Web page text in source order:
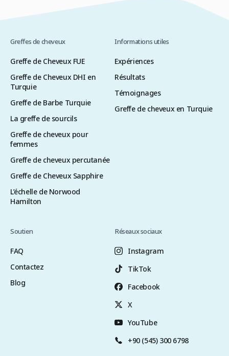
Greffes de cheveux
Greffe de Cheveux FUE
Greffe de Cheveux DHI en
Turquie
Greffe de Barbe Turquie
La greffe de sourcils
Greffe de cheveux pour
femmes
Greffe de cheveux percutanée
Greffe de Cheveux Sapphire
L’échelle de Norwood
Hamilton
Informations utiles
Expériences
Résultats
Témoignages
Greffe de cheveux en Turquie
Soutien
FAQ
Contactez
Blog
Réseaux sociaux
Instagram
TikTok
Facebook
X
YouTube
+90 (545) 300 6798